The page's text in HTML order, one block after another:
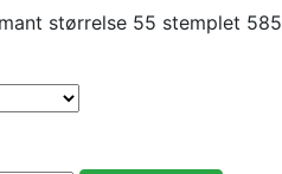
størrelse 55 stemplet 585